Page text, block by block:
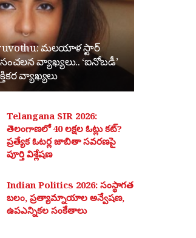
మలయాళ స్టార్
వ్యాఖ్యలు.. ‘ఐనోబడీ’
వ్యాఖ్యలు
Telangana SIR 2026:
తెలంగాణలో 40 లక్షల ఓట్లు కట్?
ప్రత్యేక ఓటర్ల జాబితా సవరణపై
పూర్తి విశ్లేషణ
Indian Politics 2026: సంస్థాగత
బలం, ప్రత్యామ్నాయాల అన్వేషణ,
ఉపఎన్నికల సంకేతాలు